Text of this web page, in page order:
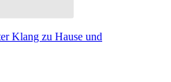
Klang zu Hause und